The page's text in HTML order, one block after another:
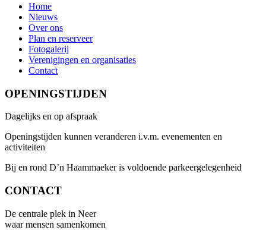
Home
Nieuws
Over ons
Plan en reserveer
Fotogalerij
Verenigingen en organisaties
Contact
OPENINGSTIJDEN
Dagelijks en op afspraak
Openingstijden kunnen veranderen i.v.m. evenementen en
activiteiten
Bij en rond D’n Haammaeker is voldoende parkeergelegenheid
CONTACT
De centrale plek in Neer
waar mensen samenkomen